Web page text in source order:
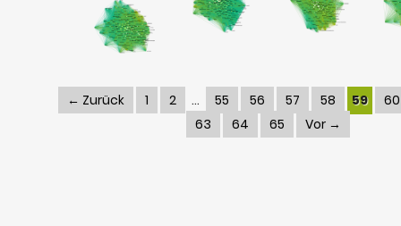
← Zurück 1 2 55 56 57 58 59
60
63
64 65 Vor →